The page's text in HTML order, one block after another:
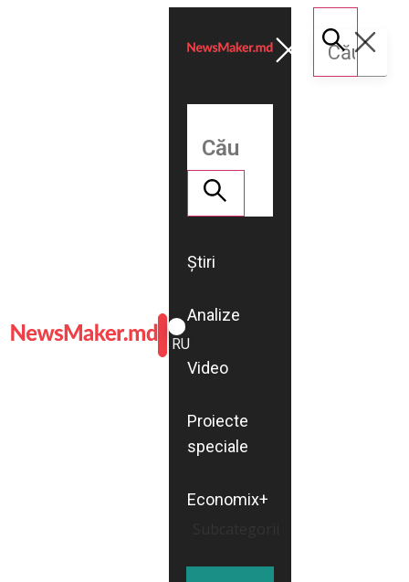
ROMÂNĂ
RU
Știri
Analize
Video
Proiecte
speciale
Economix+